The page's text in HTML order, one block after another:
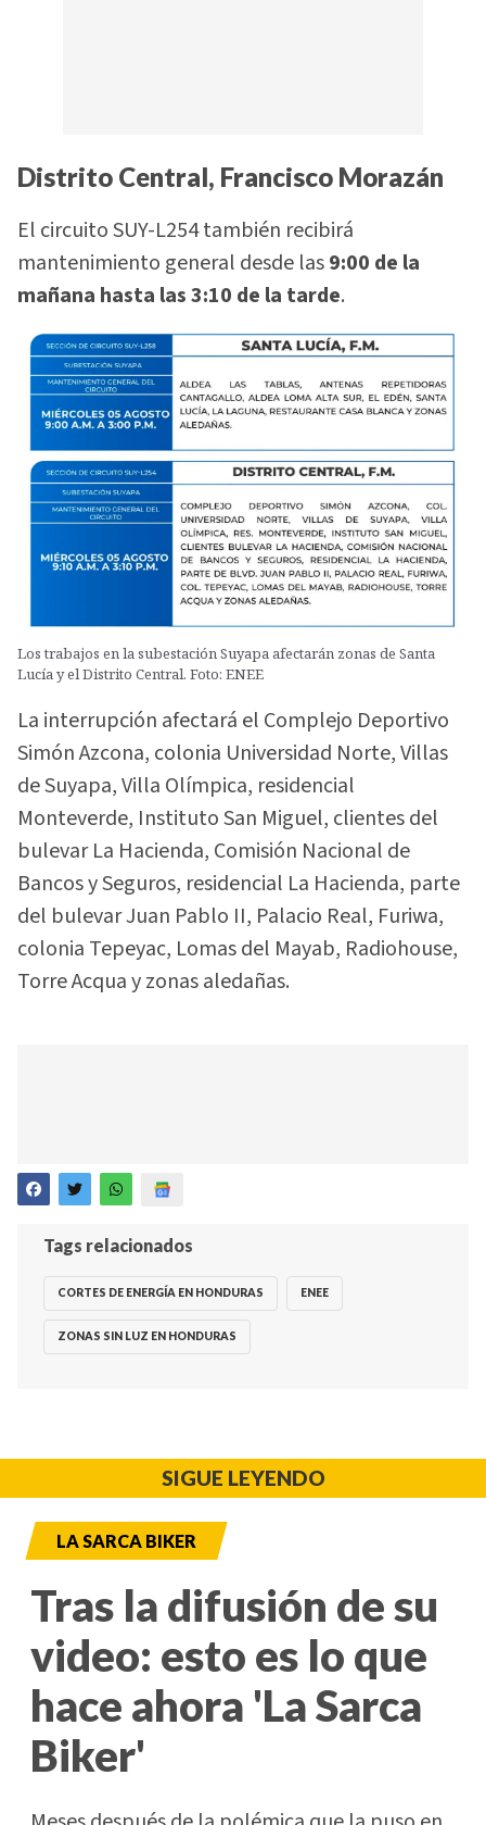
Distrito Central, Francisco Morazán
El circuito SUY-L254 también recibirá
mantenimiento general desde las9:00 de la
mañana hasta las 3:10 de la tarde.
Los trabajos en la subestación Suyapa afectarán zonas de Santa
Lucía y el Distrito Central. Foto: ENEE
La interrupción afectará el Complejo Deportivo
Simón Azcona, colonia Universidad Norte, Villas
de Suyapa, Villa Olímpica, residencial
Monteverde, Instituto San Miguel, clientes del
bulevar La Hacienda, Comisión Nacional de
Bancos y Seguros, residencial La Hacienda, parte
del bulevar Juan Pablo II, Palacio Real, Furiwa,
colonia Tepeyac, Lomas del Mayab, Radiohouse,
Torre Acqua y zonas aledañas.
Tags relacionados
CORTES DE ENERGÍA EN HONDURAS ENEE
ZONAS SIN LUZ EN HONDURAS
SIGUE LEYENDO
LA SARCA BIKER
Tras la difusión de su
video: esto es lo que
hace ahora 'La Sarca
Biker'